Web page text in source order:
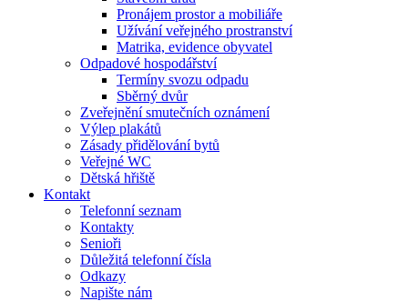
Pronájem prostor a mobiliáře
Užívání veřejného prostranství
Matrika, evidence obyvatel
Odpadové hospodářství
Termíny svozu odpadu
Sběrný dvůr
Zveřejnění smutečních oznámení
Výlep plakátů
Zásady přidělování bytů
Veřejné WC
Dětská hřiště
Kontakt
Telefonní seznam
Kontakty
Senioři
Důležitá telefonní čísla
Odkazy
Napište nám